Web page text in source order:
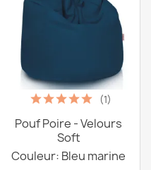
(1)
Pouf Poire - Velours
Soft
Couleur: Bleu marine